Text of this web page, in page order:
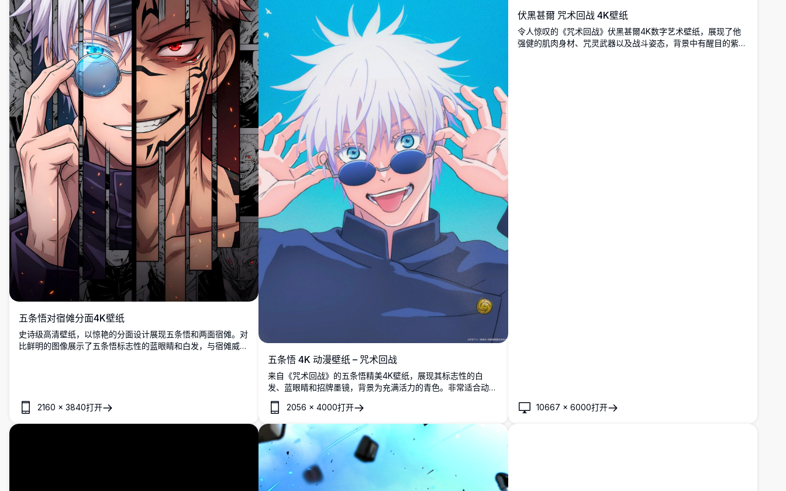
五条悟对宿傩分面4K壁纸
史诗级高清壁纸，以惊艳的分面设计展现五条悟和两面宿傩。对
比鲜明的图像展示了五条悟标志性的蓝眼睛和白发，与宿傩威胁
2160 × 3840打开
五条悟 4K 动漫壁纸 – 咒术回战
来自《咒术回战》的五条悟精美4K壁纸，展现其标志性的白
发、蓝眼睛和招牌墨镜，背景为充满活力的青色。非常适合动漫
爱好者的高分辨率壁纸。
2056 ×4000打开
伏黑甚爾 咒术回战 4K壁纸
令人惊叹的《咒术回战》伏黑甚爾4K数字艺术壁纸，展现了他
强健的肌肉身材、咒灵武器以及战斗姿态，背景中有醒目的紫色
10667 × 6000打开